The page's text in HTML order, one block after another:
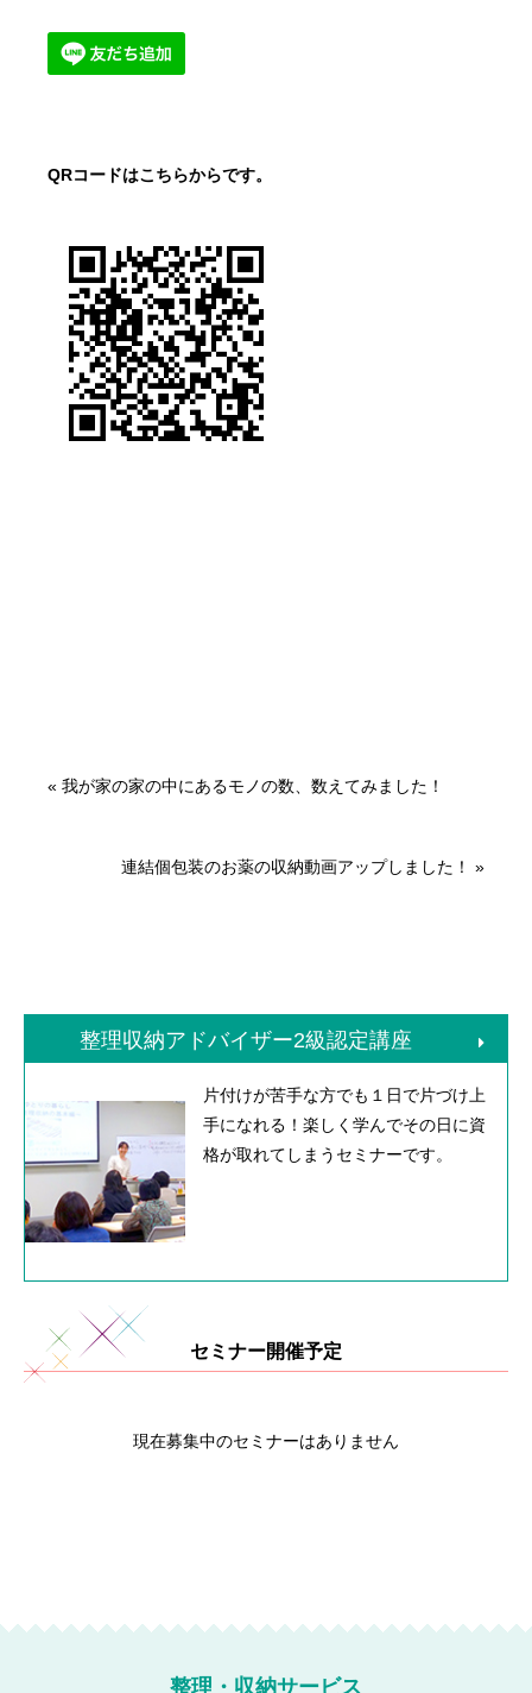
QRコードはこちらからです。
« 我が家の家の中にあるモノの数、数えてみました！
連結個包装のお薬の収納動画アップしました！ »
整理収納アドバイザー2級認定講座
片付けが苦手な方でも１日で片づけ上
手になれる！楽しく学んでその日に資
格が取れてしまうセミナーです。
セミナー開催予定
現在募集中のセミナーはありません
整理・収納サービス